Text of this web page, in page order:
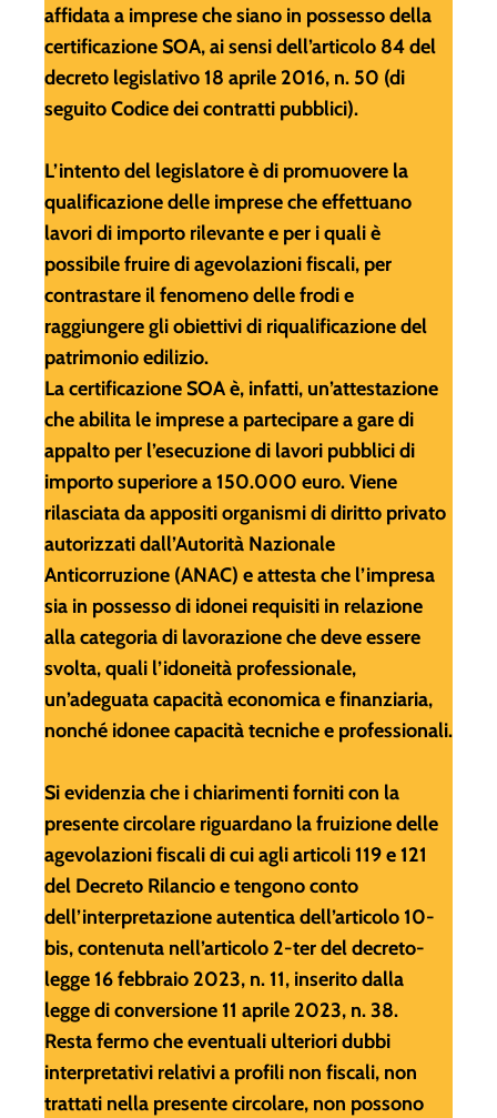
affidata a imprese che siano in possesso della
certificazione SOA, ai sensi dell’articolo 84 del
decreto legislativo 18 aprile 2016, n. 50 (di
seguito Codice dei contratti pubblici).
L’intento del legislatore è di promuovere la
qualificazione delle imprese che effettuano
lavori di importo rilevante e per i quali è
possibile fruire di agevolazioni fiscali, per
contrastare il fenomeno delle frodi e
raggiungere gli obiettivi di riqualificazione del
patrimonio edilizio.
La certificazione SOA è, infatti, un’attestazione
che abilita le imprese a partecipare a gare di
appalto per l’esecuzione di lavori pubblici di
importo superiore a 150.000 euro. Viene
rilasciata da appositi organismi di diritto privato
autorizzati dall’Autorità Nazionale
Anticorruzione (ANAC) e attesta che l’impresa
sia in possesso di idonei requisiti in relazione
alla categoria di lavorazione che deve essere
svolta, quali l’idoneità professionale,
un’adeguata capacità economica e finanziaria,
nonché idonee capacità tecniche e professionali.
Si evidenzia che i chiarimenti forniti con la
presente circolare riguardano la fruizione delle
agevolazioni fiscali di cui agli articoli 119 e 121
del Decreto Rilancio e tengono conto
dell’interpretazione autentica dell’articolo 10-
bis, contenuta nell’articolo 2-ter del decreto-
legge 16 febbraio 2023, n. 11, inserito dalla
legge di conversione 11 aprile 2023, n. 38.
Resta fermo che eventuali ulteriori dubbi
interpretativi relativi a profili non fiscali, non
trattati nella presente circolare, non possono